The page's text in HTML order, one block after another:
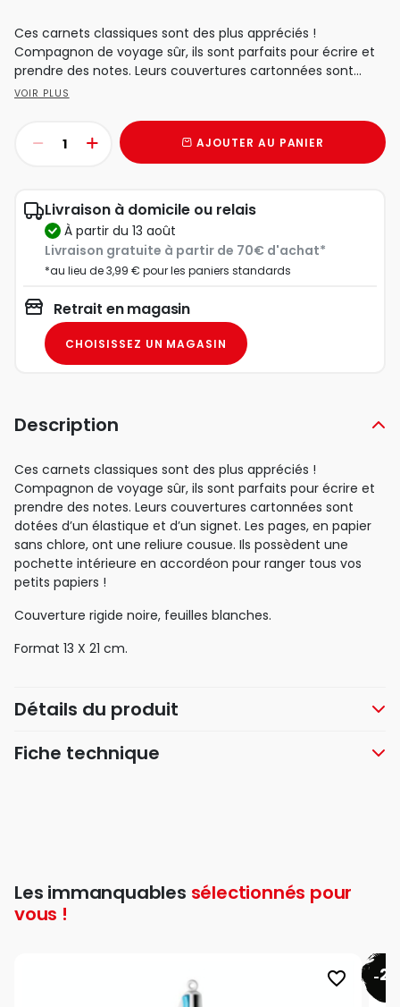
Ces carnets classiques sont des plus appréciés !
Compagnon de voyage sûr, ils sont parfaits pour écrire et
prendre des notes. Leurs couvertures cartonnées sont...
VOIR PLUS
AJOUTER AU PANIER
Livraison à domicile ou relais
à partir du 13 août
Livraison gratuite à partir de 70€ d'achat*
*au lieu de 3,99 € pour les paniers standards
Retrait en magasin
CHOISISSEZ UN MAGASIN
Description
Ces carnets classiques sont des plus appréciés !
Compagnon de voyage sûr, ils sont parfaits pour écrire et
prendre des notes. Leurs couvertures cartonnées sont
dotées d’un élastique et d’un signet. Les pages, en papier
sans chlore, ont une reliure cousue. Ils possèdent une
pochette intérieure en accordéon pour ranger tous vos
petits papiers !
Couverture rigide noire, feuilles blanches.
Format 13 X 21 cm.
Détails du produit
Fiche technique
Les immanquables sélectionnés pour
vous !
favorite_border -26